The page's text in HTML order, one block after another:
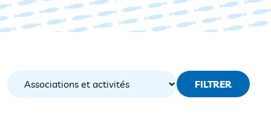
FILTRER